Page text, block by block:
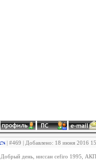
| #469 | Добавлено: 18 июня 2016
Добрый день, ниссан cefiro 1995,